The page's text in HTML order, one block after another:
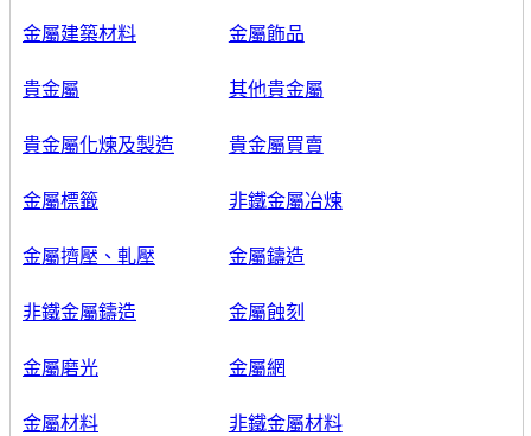
金屬建築材料 金屬飾品
貴金屬 其他貴金屬
貴金屬化煉及製造 貴金屬買賣
金屬標籤 非鐵金屬冶煉
金屬擠壓、軋壓 金屬鑄造
非鐵金屬鑄造 金屬蝕刻
金屬磨光 金屬網
金屬材料 非鐵金屬材料